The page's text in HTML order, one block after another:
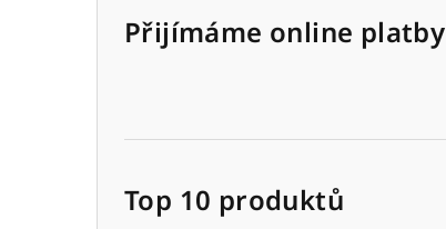
Přijímáme online platby
Top 10 produktů